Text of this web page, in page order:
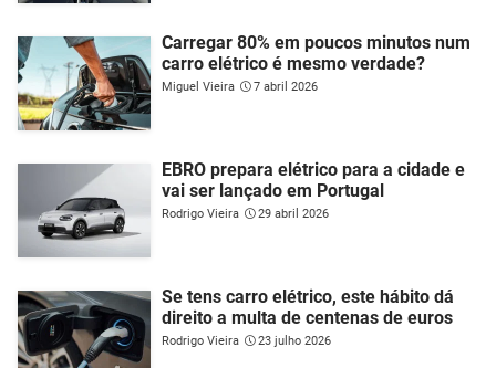
Carregar 80% em poucos minutos num
carro elétrico é mesmo verdade?
Miguel Vieira 7 abril 2026
EBRO prepara elétrico para a cidade e
vai ser lançado em Portugal
Rodrigo Vieira 29 abril 2026
Se tens carro elétrico, este hábito dá
direito a multa de centenas de euros
Rodrigo Vieira 23 julho 2026